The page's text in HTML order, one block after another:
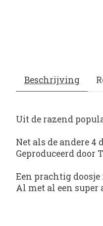
Beschrijving
Uit de razend
Net als de andere
Geproduceerd door
Een prachtig
Al met al een